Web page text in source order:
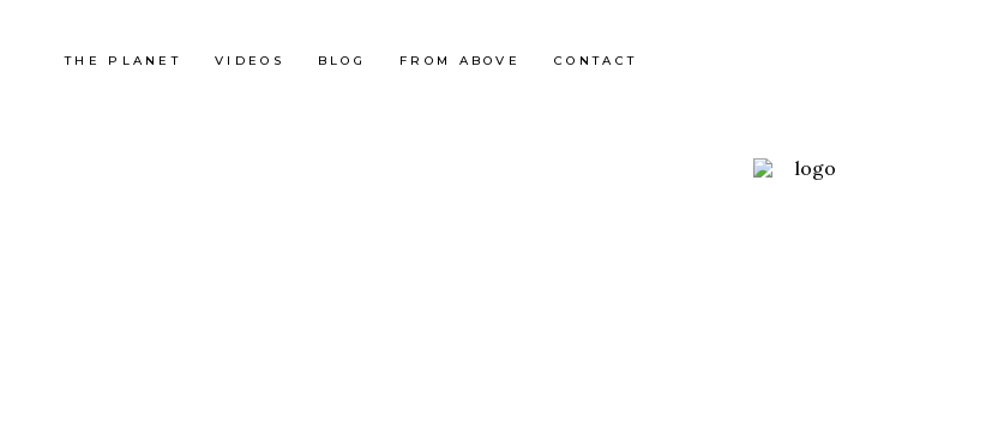
THE PLANET VIDEOS BLOG FROM ABOVE CONTACT